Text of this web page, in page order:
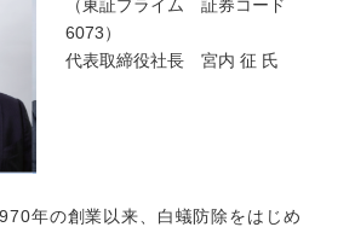
（東証プライム 証券コード
6073）
代表取締役社長 宮内 征 氏
年の創業以来、白蟻防除をはじめ